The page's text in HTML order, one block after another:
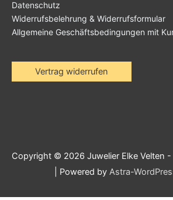
Datenschutz
Widerrufsbelehrung & Widerrufsformular
Allgemeine Geschäftsbedingungen mit
Vertrag widerrufen
Copyright © 2026 Juwelier Elke Velten
| Powered by Astra-